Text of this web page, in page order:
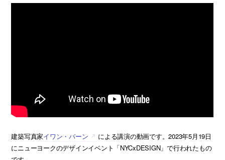
建築写真家イワン・バーン
による講演の動画です。2023年5月19日
にニューヨークのデザインイベント「NYCxDESIGN」で行われたもの